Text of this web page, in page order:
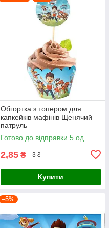
Обгортка з топером для
капкейків мафінів Щенячий
патруль
Готово до відправки 5 од.
2,85 ₴ 3 ₴
Купити
–5%